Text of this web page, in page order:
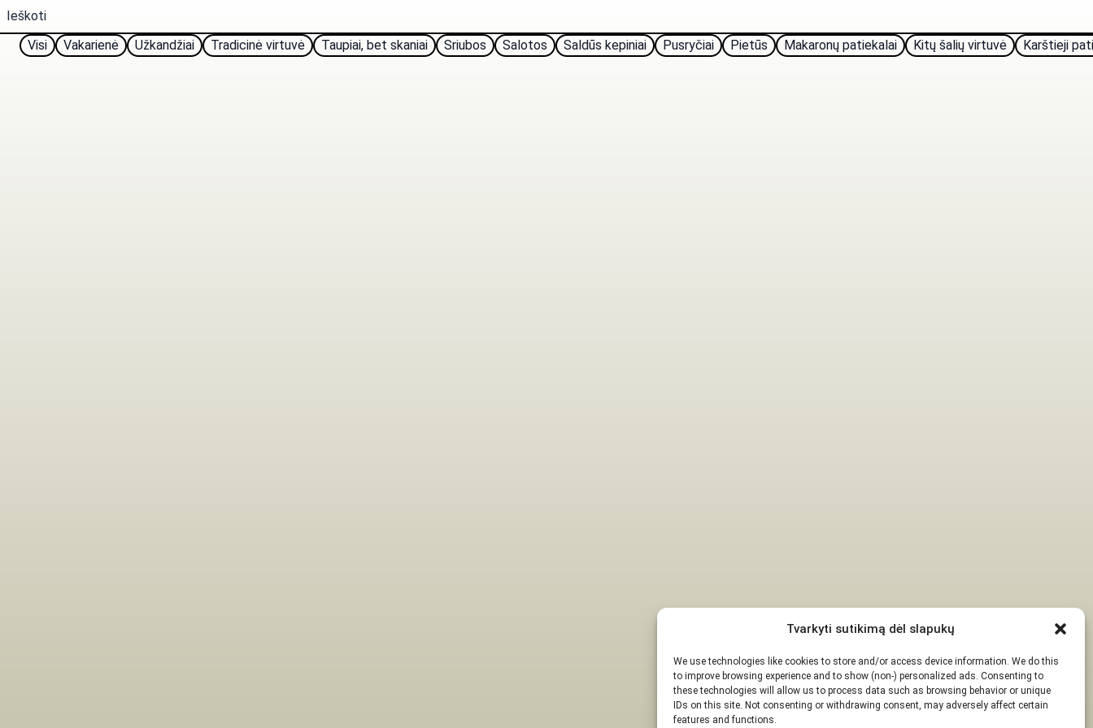
Tvarkyti sutikimą dėl slapukų
We use technologies like cookies to store and/or access device information. We do this
to improve browsing experience and to show (non-) personalized ads. Consenting to
these technologies will allow us to process data such as browsing behavior or unique
IDs on this site. Not consenting or withdrawing consent, may adversely affect certain
features and functions.
Visi Vakarienė Užkandžiai Tradicinė virtuvė Taupiai, bet skaniai Sriubos Salotos Saldūs kepiniai Pusryčiai Pietūs Makaronų patiekalai Kitų šalių virtuvė Karštieji